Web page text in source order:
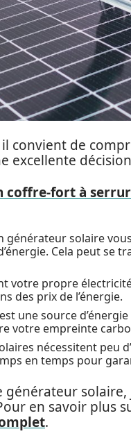
il convient de
coffre-fort à
générateur solaire
Cela peut se
votre propre
des prix de l’énergie.
une source
votre empreinte
nécessitent peu
en temps pour
générateur
en savoir plus
.